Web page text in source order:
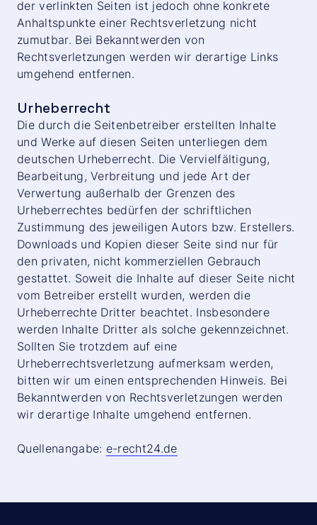
der verlinkten Seiten ist jedoch ohne konkrete
Anhaltspunkte einer Rechtsverletzung nicht
zumutbar. Bei Bekanntwerden von
Rechtsverletzungen werden wir derartige Links
umgehend entfernen.
Urheberrecht
Die durch die Seitenbetreiber erstellten Inhalte
und Werke auf diesen Seiten unterliegen dem
deutschen Urheberrecht. Die Vervielfältigung,
Bearbeitung, Verbreitung und jede Art der
Verwertung außerhalb der Grenzen des
Urheberrechtes bedürfen der schriftlichen
Zustimmung des jeweiligen Autors bzw. Erstellers.
Downloads und Kopien dieser Seite sind nur für
den privaten, nicht kommerziellen Gebrauch
gestattet. Soweit die Inhalte auf dieser Seite nicht
vom Betreiber erstellt wurden, werden die
Urheberrechte Dritter beachtet. Insbesondere
werden Inhalte Dritter als solche gekennzeichnet.
Sollten Sie trotzdem auf eine
Urheberrechtsverletzung aufmerksam werden,
bitten wir um einen entsprechenden Hinweis. Bei
Bekanntwerden von Rechtsverletzungen werden
wir derartige Inhalte umgehend entfernen.
Quellenangabe: e-recht24.de